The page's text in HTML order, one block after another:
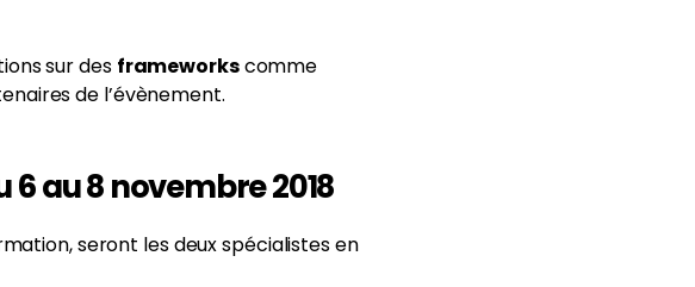
sur des frameworkscomme
de l’évènement.
au 8 novembre 2018
seront les deux spécialistes en